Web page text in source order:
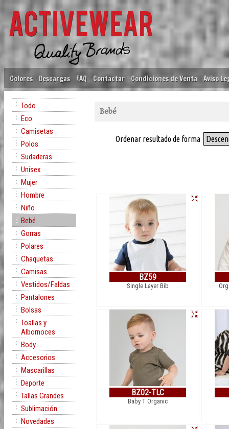
Colores Descargas FAQ Contactar Condiciones de Venta Aviso
Todo
Eco
Camisetas
Polos
Sudaderas
Unisex
Mujer
Hombre
Niño
Bebé
Gorras
Polares
Chaquetas
Camisas
Vestidos/Faldas
Pantalones
Bolsas
Toallas y
Albornoces
Body
Accesorios
Mascarillas
Deporte
Tallas Grandes
Sublimación
Novedades
Bebé
Ordenar resultado de forma
BZ59
Single Layer Bib
BZ02-TLC
Baby T Organic